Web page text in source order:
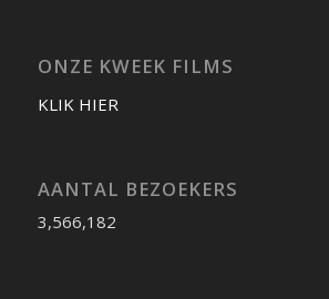
ONZE KWEEK FILMS
KLIK HIER
AANTAL BEZOEKERS
3,566,182